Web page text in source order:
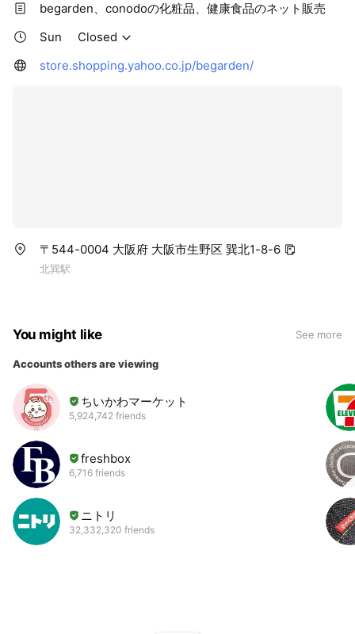
begarden、conodoの化粧品、健康食品のネット販売
Sun
Closed
store.shopping.yahoo.co.jp/begarden/
〒544-0004 大阪府 大阪市生野区 巽北1-8-6
北巽駅
You might like See more
Accounts others are viewing
ちいかわマーケット
5,924,742 friends
freshbox
6,716 friends
ニトリ
32,332,320 friends